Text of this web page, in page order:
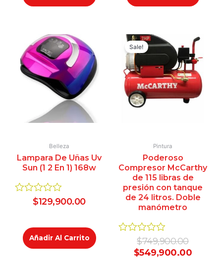
Belleza
Lampara De Uñas Uv
Sun (1 2 En 1) 168w
Valorado
$129,900.00
Añadir Al Carrito
Sale!
Pintura
Poderoso
Compresor McCarthy
de 115 libras de
presión con tanque
de 24 litros. Doble
manómetro
Valorado
$749,900.00
Original
price
was:
$549,900.00
price
is: